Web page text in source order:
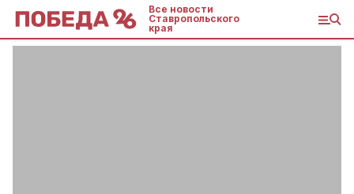
Все новости
Ставропольского
края